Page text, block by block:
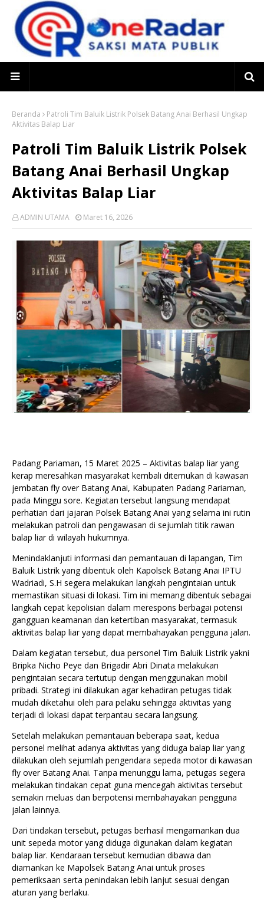
Beranda
Patroli Tim Baluik Listrik Polsek Batang Anai Berhasil Ungkap
Aktivitas Balap Liar
Patroli Tim Baluik Listrik Polsek
Batang Anai Berhasil Ungkap
Aktivitas Balap Liar
ADMIN UTAMA Maret 16, 2026
Padang Pariaman, 15 Maret 2025 – Aktivitas balap liar yang
kerap meresahkan masyarakat kembali ditemukan di kawasan
jembatan fly over Batang Anai, Kabupaten Padang Pariaman,
pada Minggu sore. Kegiatan tersebut langsung mendapat
perhatian dari jajaran Polsek Batang Anai yang selama ini rutin
melakukan patroli dan pengawasan di sejumlah titik rawan
balap liar di wilayah hukumnya.
Menindaklanjuti informasi dan pemantauan di lapangan, Tim
Baluik Listrik yang dibentuk oleh Kapolsek Batang Anai IPTU
Wadriadi, S.H segera melakukan langkah pengintaian untuk
memastikan situasi di lokasi. Tim ini memang dibentuk sebagai
langkah cepat kepolisian dalam merespons berbagai potensi
gangguan keamanan dan ketertiban masyarakat, termasuk
aktivitas balap liar yang dapat membahayakan pengguna jalan.
Dalam kegiatan tersebut, dua personel Tim Baluik Listrik yakni
Bripka Nicho Peye dan Brigadir Abri Dinata melakukan
pengintaian secara tertutup dengan menggunakan mobil
pribadi. Strategi ini dilakukan agar kehadiran petugas tidak
mudah diketahui oleh para pelaku sehingga aktivitas yang
terjadi di lokasi dapat terpantau secara langsung.
Setelah melakukan pemantauan beberapa saat, kedua
personel melihat adanya aktivitas yang diduga balap liar yang
dilakukan oleh sejumlah pengendara sepeda motor di kawasan
fly over Batang Anai. Tanpa menunggu lama, petugas segera
melakukan tindakan cepat guna mencegah aktivitas tersebut
semakin meluas dan berpotensi membahayakan pengguna
jalan lainnya.
Dari tindakan tersebut, petugas berhasil mengamankan dua
unit sepeda motor yang diduga digunakan dalam kegiatan
balap liar. Kendaraan tersebut kemudian dibawa dan
diamankan ke Mapolsek Batang Anai untuk proses
pemeriksaan serta penindakan lebih lanjut sesuai dengan
aturan yang berlaku.